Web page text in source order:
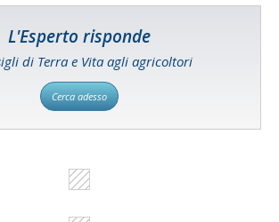
L'Esperto risponde
di Terra e Vita agli agricoltori
Cerca adesso